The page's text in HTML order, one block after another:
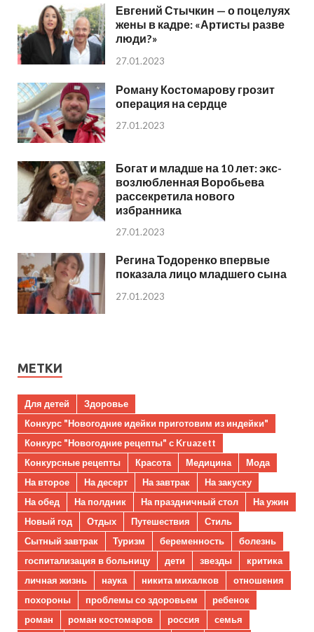
Евгений Стычкин — о поцелуях
жены в кадре: «Артисты разве
люди?»
27.01.2023
Роману Костомарову грозит
операция на сердце
27.01.2023
Богат и младше на 10 лет: экс-
возлюбленная Воробьева
рассекретила нового
избранника
27.01.2023
Регина Тодоренко впервые
показала лицо младшего сына
27.01.2023
МЕТКИ
Для детей
Здоровье
Конкурс "Новогодние идейки приготовим из индейки"
Конкурс "Новогодние рецепты" с Kruazett
Конкурсные рецепты
Красота Медицина
Мода
На второе
На десерт На завтрак
На закуску
На обед
На полдник На праздничный стол
На ужин
Новый год
Отдых Путешествия
Стиль
Сытный завтрак
Туризм беременность
болезнь
госпитализация в больницу
дети звезды
критика
личная жизнь
наука никита михалков
отношения
похороны
проблемы со здоровьем
ребенок
роман
роман костомаров россия
семья